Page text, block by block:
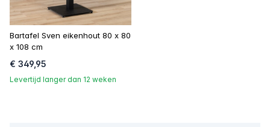
Bartafel Sven eikenhout 80 x 80
x 108 cm
€ 349,95
Levertijd langer dan 12 weken